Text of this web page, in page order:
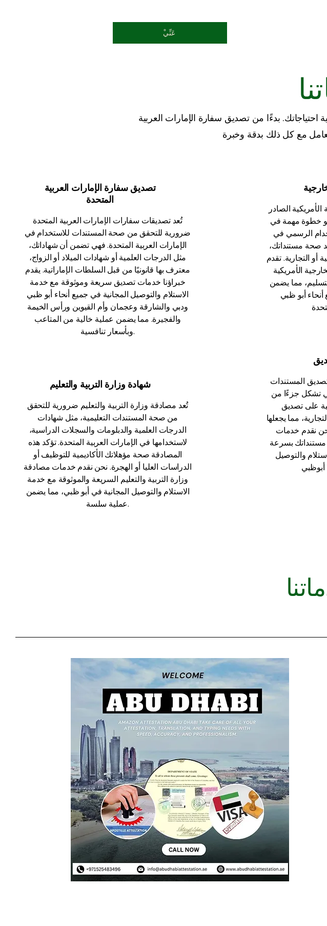
ْعَنِّي
بدءًا من تصديق سفارة الإمارات العربية
تصديق سفارة الإمارات العربية
المتحدة
تُعد تصديقات سفارات الإمارات العربية المتحدة
ضرورية للتحقق من صحة المستندات للاستخدام في
الإمارات العربية المتحدة. فهي تضمن أن شهاداتك،
مثل الدرجات العلمية أو شهادات الميلاد أو الزواج،
معترف بها قانونيًا من قبل السلطات الإماراتية. يقدم
خبراؤنا خدمات تصديق سريعة وموثوقة مع خدمة
الاستلام والتوصيل المجانية في جميع أنحاء أبو ظبي
ودبي والشارقة وعجمان وأم القيوين ورأس الخيمة
والفجيرة. مما يضمن عملية خالية من المتاعب
وبأسعار تنافسية.
شهادة وزارة التربية والتعليم
تُعد مصادقة وزارة التربية والتعليم ضرورية للتحقق
من صحة المستندات التعليمية، مثل شهادات
الدرجات العلمية والدبلومات والسجلات الدراسية،
لاستخدامها في الإمارات العربية المتحدة. تؤكد هذه
المصادقة صحة مؤهلاتك الأكاديمية للتوظيف أو
الدراسات العليا أو الهجرة. نحن نقدم خدمات مصادقة
وزارة التربية والتعليم السريعة والموثوقة مع خدمة
الاستلام والتوصيل المجانية في أبو ظبي، مما يضمن
عملية سلسة.
الصادر
خطوة مهمة في
الرسمي في
صحة مستنداتك،
أو التجارية. تقدم
الأمريكية
مما يضمن
أبو ظبي
المستندات
تشكل جزءًا من
على تصديق
مما يجعلها
نقدم خدمات
بسرعة
والتوصيل
أبوظبي